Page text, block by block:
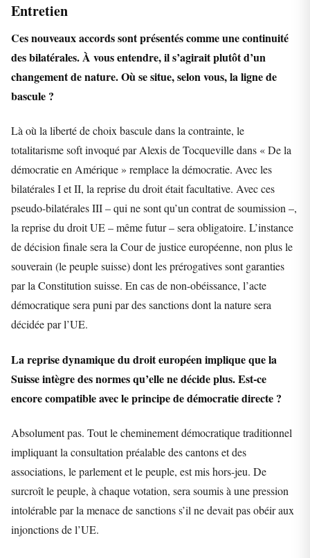
Entretien
Ces nouveaux accords sont présentés comme une continuité
des bilatérales. À vous entendre, il s’agirait plutôt d’un
changement de nature. Où se situe, selon vous, la ligne de
bascule ?
Là où la liberté de choix bascule dans la contrainte, le
totalitarisme soft invoqué par Alexis de Tocqueville dans « De la
démocratie en Amérique » remplace la démocratie. Avec les
bilatérales I et II, la reprise du droit était facultative. Avec ces
pseudo-bilatérales III – qui ne sont qu’un contrat de soumission –,
la reprise du droit UE – même futur – sera obligatoire. L’instance
de décision finale sera la Cour de justice européenne, non plus le
souverain (le peuple suisse) dont les prérogatives sont garanties
par la Constitution suisse. En cas de non-obéissance, l’acte
démocratique sera puni par des sanctions dont la nature sera
décidée par l’UE.
La reprise dynamique du droit européen implique que la
Suisse intègre des normes qu’elle ne décide plus. Est-ce
encore compatible avec le principe de démocratie directe ?
Absolument pas. Tout le cheminement démocratique traditionnel
impliquant la consultation préalable des cantons et des
associations, le parlement et le peuple, est mis hors-jeu. De
surcroît le peuple, à chaque votation, sera soumis à une pression
intolérable par la menace de sanctions s’il ne devait pas obéir aux
injonctions de l’UE.